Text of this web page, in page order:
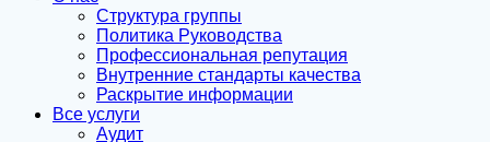
Структура группы
Политика Руководства
Профессиональная репутация
Внутренние стандарты качества
Раскрытие информации
Все услуги
Аудит